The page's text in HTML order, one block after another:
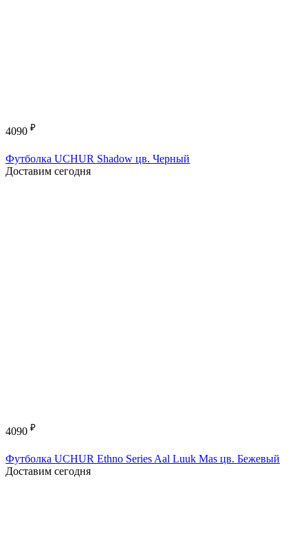
4090 ₽
Футболка UCHUR Shadow цв. Черный
Доставим сегодня
4090 ₽
Футболка UCHUR Ethno Series Aal Luuk Mas цв. Бежевый
Доставим сегодня